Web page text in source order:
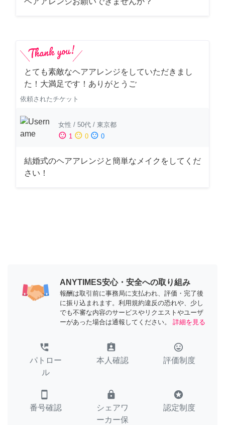
とても素敵なヘアアレンジをしていただきまし
た！大満足です！ありがとうご
依頼されたチケット
女性 / 50代 / 東京都
sentiment_satisfied 1 sentiment_neutral 0 sentiment_dissatisfied 0
結婚式のヘアアレンジと簡単なメイクをしてくだ
さい！
ANYTIMES安心・安全への取り組み
報酬は取引前に事務局に支払われ、評価・完了後
に振り込まれます。利用規約違反の恐れや、少し
でも不審な内容のサービスやリクエストやユーザ
ーがあった場合は通報してください。
詳細を見る
perm_phone_msg
パトロー
ル
assignment_ind
本人確認
tag_faces
評価制度
smartphone
番号確認
lock
シェアワ
ーカー保
stars
認定制度